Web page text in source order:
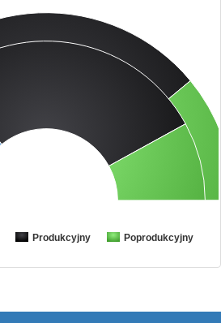
Produkcyjny Poprodukcyjny